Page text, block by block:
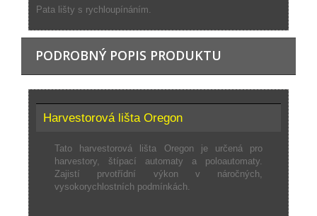
Pata lišty s rychloupínáním.
PODROBNÝ POPIS PRODUKTU
Harvestorová lišta Oregon
Tato harvestorová lišta Oregon je určená pro
harvestory, štípací automaty a poloautomaty.
Zajistí prvotřídní výkon v náročných,
vysokorychlostních podmínkách.